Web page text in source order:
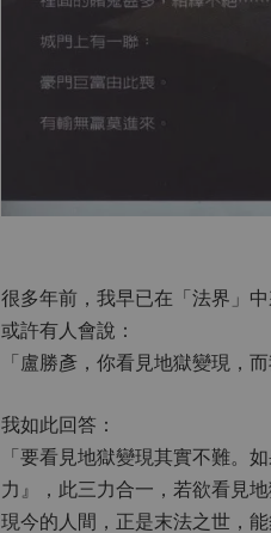
很多年前，我早已在「法界」
或許有人會說：
「盧勝彥，你看見地獄變現，
我如此回答：
「要看見地獄變現其實不難。
力』，此三力合一，若欲看見
現今的人間，正是末法之世，